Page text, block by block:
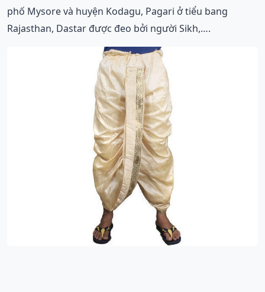
phố Mysore và huyện Kodagu, Pagari ở tiểu bang
Rajasthan, Dastar được đeo bởi người Sikh,….